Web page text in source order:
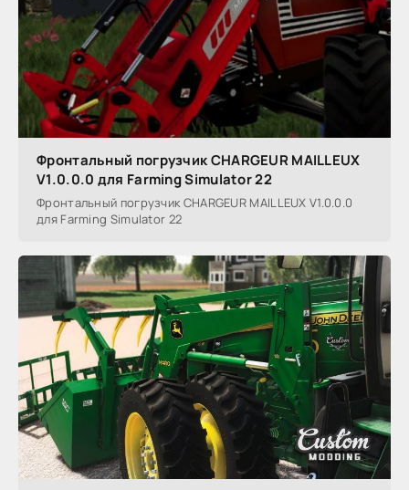
Фронтальный погрузчик CHARGEUR MAILLEUX
V1.0.0.0 для Farming Simulator 22
Фронтальный погрузчик CHARGEUR MAILLEUX V1.0.0.0
для Farming Simulator 22